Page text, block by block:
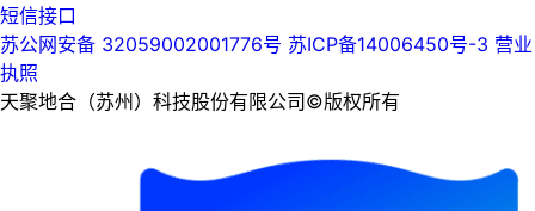
短信接口
苏公网安备 32059002001776号 苏ICP备14006450号-3 营业
执照
天聚地合（苏州）科技股份有限公司©版权所有